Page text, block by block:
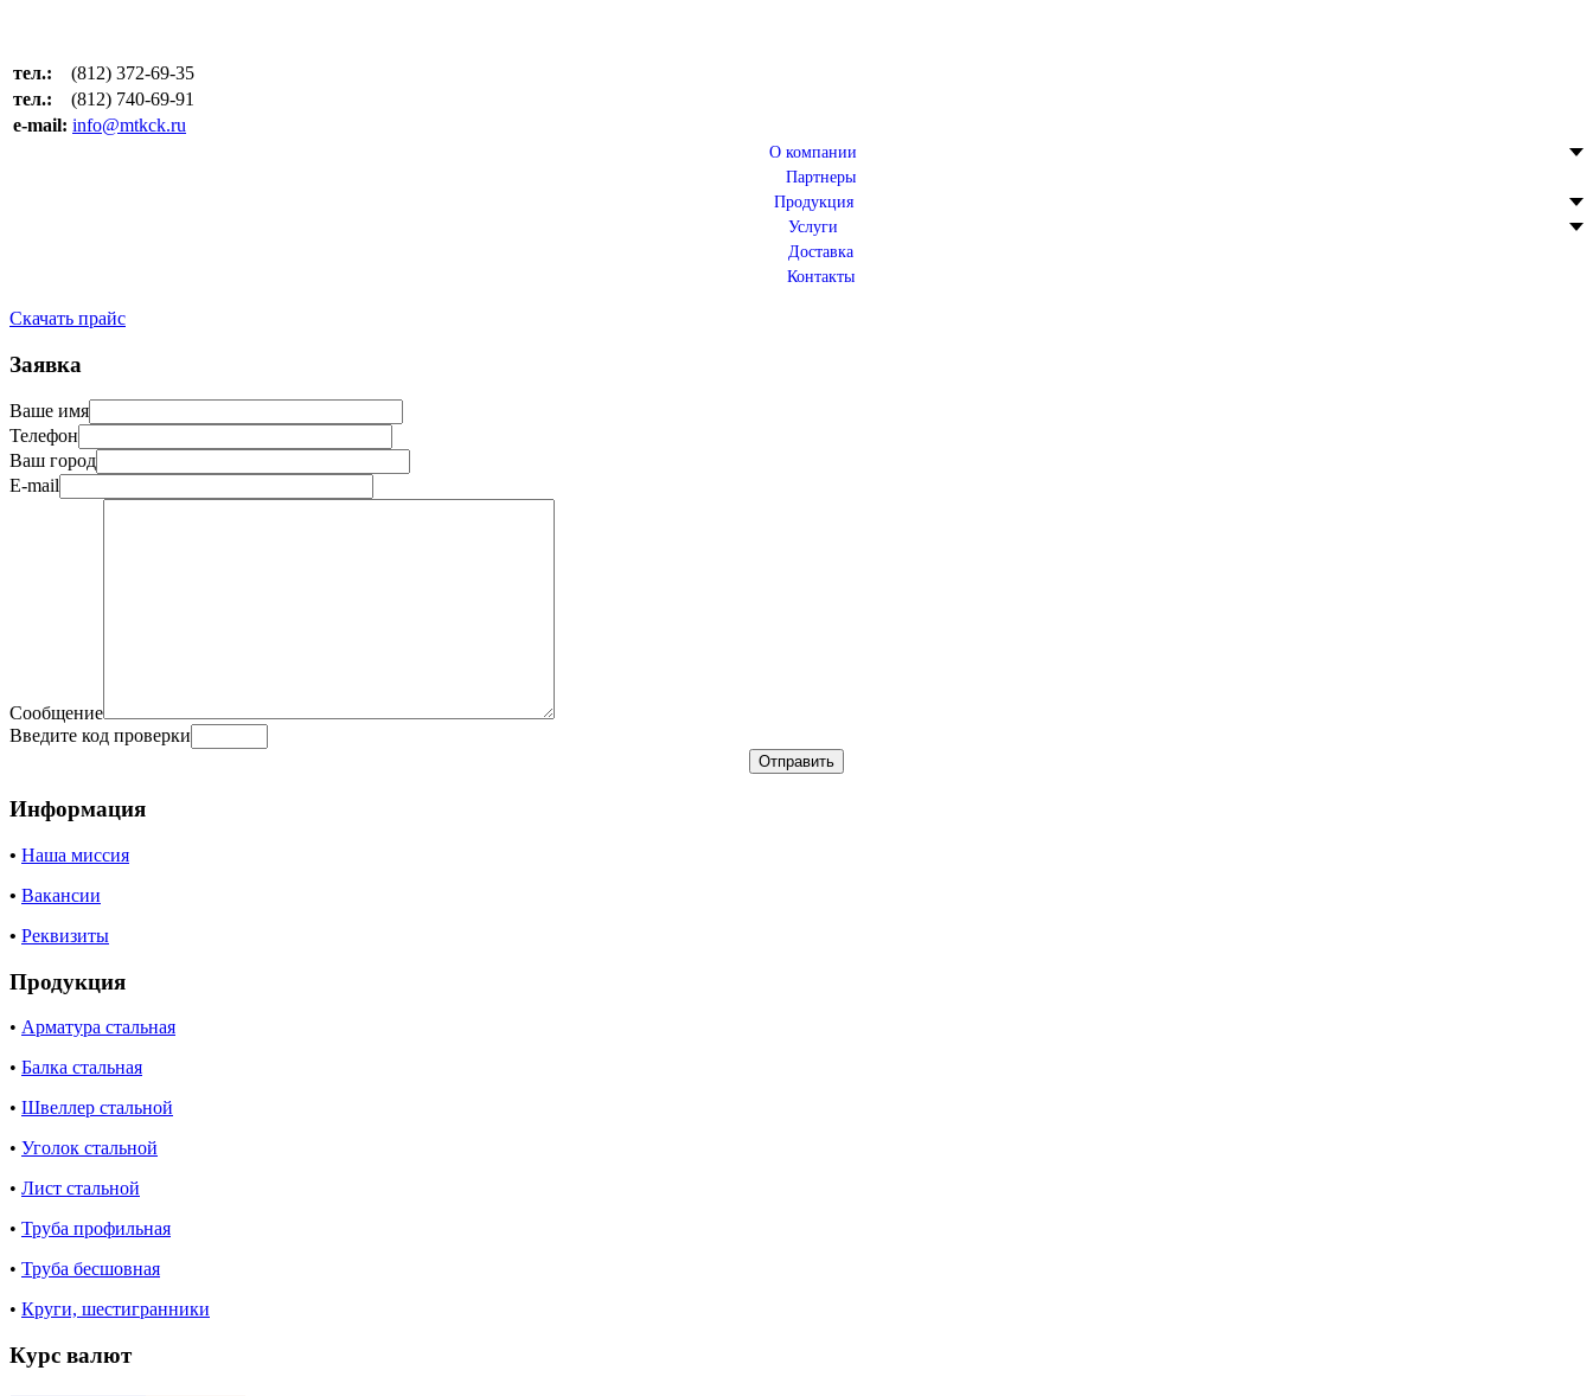
тел.: (812) 372-69-35
тел.: (812) 740-69-91
e-mail: info@mtkck.ru
О компании
Партнеры
Продукция
Услуги
Доставка
Контакты
Скачать прайс
Заявка
Ваше имя
Телефон
Ваш город
E-mail
Сообщение
Введите код проверки
Информация
• Наша миссия
• Вакансии
• Реквизиты
Продукция
• Арматура стальная
• Балка стальная
• Швеллер стальной
• Уголок стальной
• Лист стальной
• Труба профильная
• Труба бесшовная
• Круги, шестигранники
Курс валют